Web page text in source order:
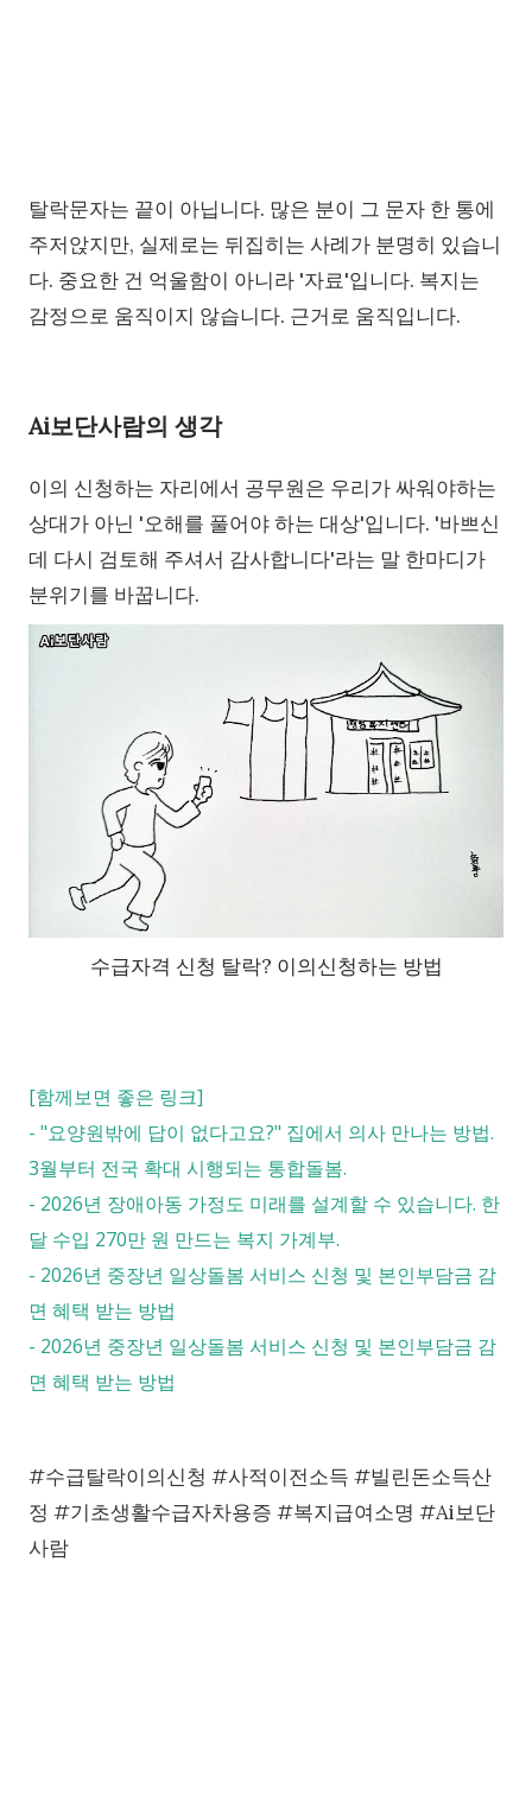
탈락문자는 끝이 아닙니다. 많은 분이 그 문자 한 통에
주저앉지만, 실제로는 뒤집히는 사례가 분명히 있습니
다. 중요한 건 억울함이 아니라 '자료'입니다. 복지는
감정으로 움직이지 않습니다. 근거로 움직입니다.
Ai보단사람의 생각
이의 신청하는 자리에서 공무원은 우리가 싸워야하는
상대가 아닌 '오해를 풀어야 하는 대상'입니다. '바쁘신
데 다시 검토해 주셔서 감사합니다'라는 말 한마디가
분위기를 바꿉니다.
수급자격 신청 탈락? 이의신청하는 방법
[함께보면 좋은 링크]
- "요양원밖에 답이 없다고요?" 집에서 의사 만나는 방법.
3월부터 전국 확대 시행되는 통합돌봄.
- 2026년 장애아동 가정도 미래를 설계할 수 있습니다. 한
달 수입 270만 원 만드는 복지 가계부.
- 2026년 중장년 일상돌봄 서비스 신청 및 본인부담금 감
면 혜택 받는 방법
- 2026년 중장년 일상돌봄 서비스 신청 및 본인부담금 감
면 혜택 받는 방법
#수급탈락이의신청 #사적이전소득 #빌린돈소득산
정 #기초생활수급자차용증 #복지급여소명 #Ai보단
사람